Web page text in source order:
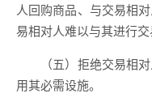
人回购商品、与交易相
易相对人难以与其进行交
（五）拒绝交易相对
用其必需设施。